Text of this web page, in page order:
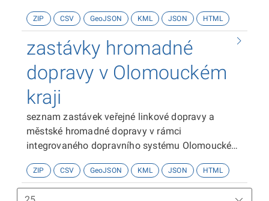
ZIP CSV GeoJSON KML JSON HTML
zastávky hromadné
dopravy v Olomouckém
kraji
seznam zastávek veřejné linkové dopravy a
městské hromadné dopravy v rámci
integrovaného dopravního systému Olomouckého
ZIP CSV GeoJSON KML JSON HTML